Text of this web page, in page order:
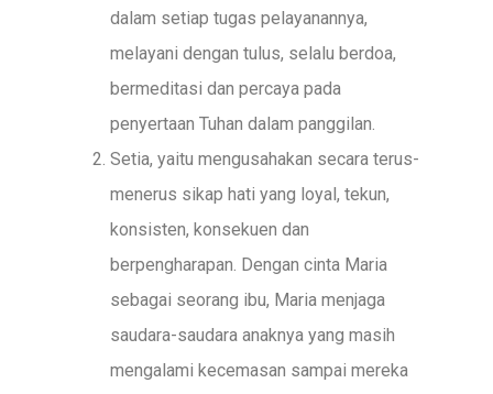
dalam setiap tugas pelayanannya,
melayani dengan tulus, selalu berdoa,
bermeditasi dan percaya pada
penyertaan Tuhan dalam panggilan.
Setia, yaitu mengusahakan secara terus-
menerus sikap hati yang loyal, tekun,
konsisten, konsekuen dan
berpengharapan. Dengan cinta Maria
sebagai seorang ibu, Maria menjaga
saudara-saudara anaknya yang masih
mengalami kecemasan sampai mereka